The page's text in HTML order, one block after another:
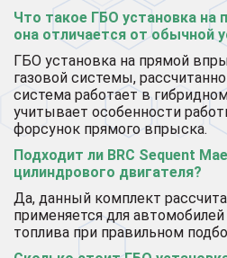
Что такое ГБО установка на
она отличается от обычной
ГБО установка на прямой
газовой системы,
система работает в
учитывает особенности
форсунок прямого впрыска.
Подходит ли BRC Sequent
цилиндрового двигателя?
Да, данный комплект
применяется для
топлива при правильном